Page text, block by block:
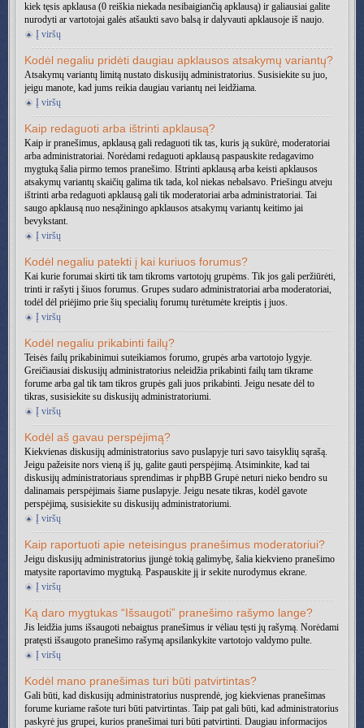
kiek tęsis apklausa (0 reiškia niekada nesibaigiančią apklausą) ir galiausiai galite
nurodyti ar vartotojai galės atšaukti savo balsą ir dalyvauti apklausoje iš naujo.
Į viršų
Kodėl negaliu pridėti daugiau apklausos atsakymų variantų?
Atsakymų variantų limitą nustato diskusijų administratorius. Susisiekite su juo,
jeigu manote, kad jums reikia daugiau variantų nei leidžiama.
Į viršų
Kaip redaguoti arba ištrinti apklausą?
Kaip ir pranešimus, apklausą gali redaguoti tik tas, kuris ją sukūrė, moderatoriai
arba administratoriai. Norėdami redaguoti apklausą paspauskite redagavimo
mygtuką šalia pirmo temos pranešimo. Ištrinti apklausą arba keisti apklausos
atsakymų variantų skaičių galima tik tada, kol niekas nebalsavo. Priešingu atveju
ištrinti arba redaguoti apklausą gali tik moderatoriai arba administratoriai. Tai
saugo apklausą nuo nesąžiningo apklausos atsakymų variantų keitimo jai
bevykstant.
Į viršų
Kodėl negaliu patekti į kai kuriuos forumus?
Kai kurie forumai skirti tik tam tikroms vartotojų grupėms. Tik jos gali peržiūrėti,
trinti ir rašyti į šiuos forumus. Grupes sudaro administratoriai arba moderatoriai,
todėl dėl priėjimo prie šių specialių forumų turėtumėte kreiptis į juos.
Į viršų
Kodėl negaliu prikabinti failų?
Teisės failų prikabinimui suteikiamos forumo, grupės arba vartotojo lygyje.
Greičiausiai diskusijų administratorius neleidžia prikabinti failų tam tikrame
forume arba gal tik tam tikros grupės gali juos prikabinti. Jeigu nesate dėl to
tikras, susisiekite su diskusijų administratoriumi.
Į viršų
Kodėl aš gavau perspėjimą?
Kiekvienas diskusijų administratorius savo puslapyje turi savo taisyklių sąrašą.
Jeigu pažeisite nors vieną iš jų, galite gauti perspėjimą. Atsiminkite, kad tai
diskusijų administratoriaus sprendimas ir phpBB Grupė neturi nieko bendro su
dalinamais perspėjimais šiame puslapyje. Jeigu nesate tikras, kodėl gavote
perspėjimą, susisiekite su diskusijų administratoriumi.
Į viršų
Kaip raportuoti apie neteisingus pranešimus moderatoriui?
Jeigu diskusijų administratorius įjungė tokią galimybę, šalia kiekvieno pranešimo
matysite raportavimo mygtuką. Paspauskite jį ir sekite nurodymus ekrane.
Į viršų
Ką daro mygtukas “Išsaugoti” pranešimo rašymo lange?
Jis leidžia jums išsaugoti nebaigtus pranešimus ir vėliau tęsti jų rašymą. Norėdami
pratęsti išsaugoto pranešimo rašymą apsilankykite vartotojo valdymo pulte.
Į viršų
Kodėl mano pranešimas turi būti patvirtintas?
Gali būti, kad diskusijų administratorius nusprendė, jog kiekvienas pranešimas
forume kuriame rašote turi būti patvirtintas. Taip pat gali būti, kad administratorius
paskyrė jus grupei, kurios pranešimai turi būti patvirtinti. Daugiau informacijos